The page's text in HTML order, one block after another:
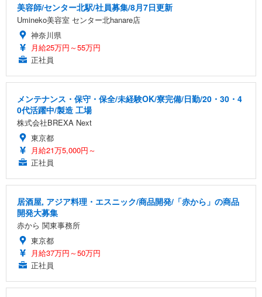
美容師/センター北駅/社員募集/8月7日更新
Umineko美容室 センター北hanare店
神奈川県
月給25万円～55万円
正社員
メンテナンス・保守・保全/未経験OK/寮完備/日勤/20・30・4
0代活躍中/製造 工場
株式会社BREXA Next
東京都
月給21万5,000円～
正社員
居酒屋, アジア料理・エスニック/商品開発/「赤から」の商品
開発大募集
赤から 関東事務所
東京都
月給37万円～50万円
正社員